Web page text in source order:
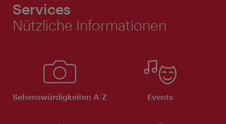
Services
Nützliche Informationen
Sehenswürdigkeiten A-Z Events